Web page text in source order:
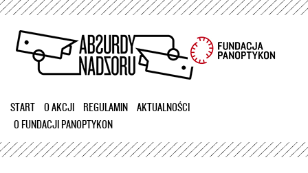
Przejdź
treści
START O AKCJI REGULAMIN
AKTUALNOŚCI
O FUNDACJI PANOPTYKON